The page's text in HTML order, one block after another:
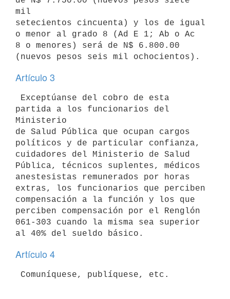
mil
setecientos cincuenta) y los de igual
o menor al grado 8 (Ad E 1; Ab o Ac
8 o menores) será de N$ 6.800.00
Artículo 3
partida a los funcionarios del
Ministerio
de Salud Pública que ocupan cargos
políticos y de particular confianza,
cuidadores del Ministerio de Salud
Pública, técnicos suplentes, médicos
anestesistas remunerados por horas
extras, los funcionarios que perciben
compensación a la función y los que
perciben compensación por el Renglón
061-303 cuando la misma sea superior
Artículo 4